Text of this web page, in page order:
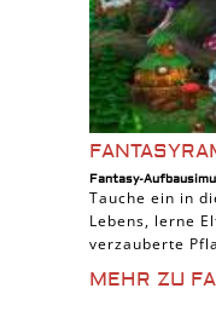
Fantasy-
Tauche ein in
Lebens, lerne
verzauberte
MEHR ZU